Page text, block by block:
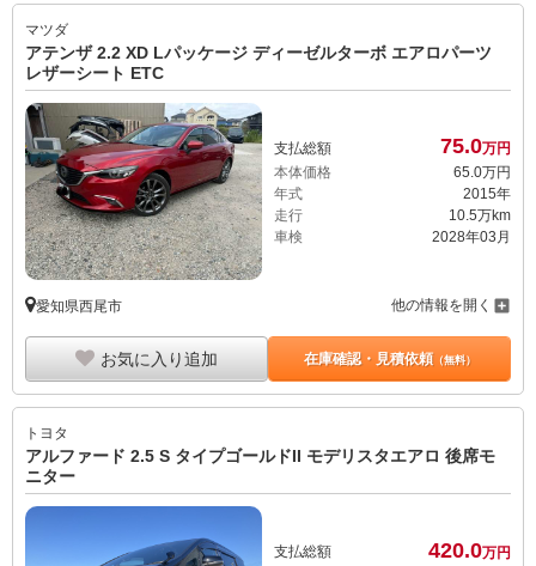
マツダ
アテンザ 2.2 XD Lパッケージ ディーゼルターボ エアロパーツ
レザーシート ETC
支払総額 75.0万円
本体価格
65.0万円
年式
2015年
走行
10.5万km
車検
2028年03月
愛知県西尾市 他の情報を開く
お気に入り追加 在庫確認・見積依頼（無料）
トヨタ
アルファード 2.5 S タイプゴールドII モデリスタエアロ 後席モ
ニター
支払総額 420.0万円